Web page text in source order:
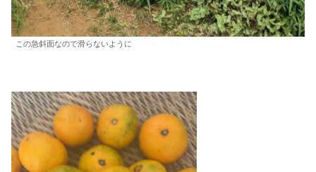
この急斜面なので滑らないように